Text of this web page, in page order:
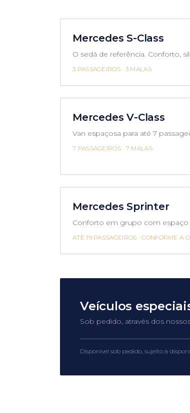
Mercedes S-Class
O sedã de referência. Conforto,
3 PASSAGEIROS· 3 MALAS
Mercedes V-Class
Van espaçosa para até 7
7 PASSAGEIROS· 7 MALAS
Mercedes Sprinter
Conforto em grupo com
ATÉ 19 PASSAGEIROS ·CONFORME A
Veículos
Sob pedido, através dos
Mercedes-Maybach — luxo
Disponível sob pedido, sujeito à